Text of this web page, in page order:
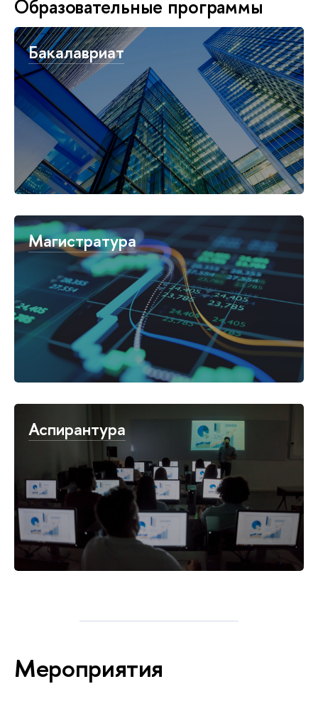
Образовательные программы
Бакалавриат
Магистратура
Аспирантура
Мероприятия